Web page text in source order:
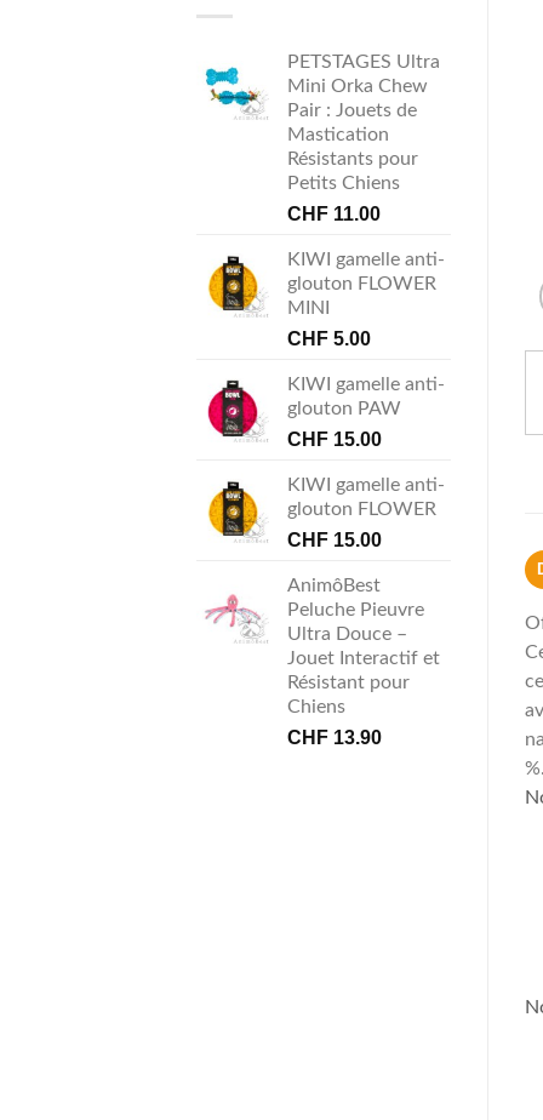
PETSTAGES Ultra
Mini Orka Chew
Pair : Jouets de
Mastication
Résistants pour
Petits Chiens
CHF 11.00
KIWI gamelle anti-
glouton FLOWER
MINI
CHF 5.00
KIWI gamelle anti-
glouton PAW
CHF 15.00
KIWI gamelle anti-
glouton FLOWER
CHF 15.00
AnimôBest
Peluche Pieuvre
Ultra Douce –
Jouet Interactif et
Résistant pour
Chiens
CHF 13.90
%.